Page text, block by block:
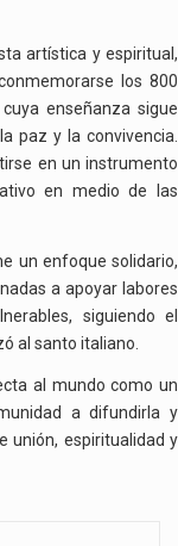
artística y espiritual,
los 800
enseñanza sigue
paz y la convivencia.
en un instrumento
en medio de las
un enfoque solidario,
a apoyar labores
siguiendo el
al santo italiano.
al mundo como un
a difundirla y
unión, espiritualidad y